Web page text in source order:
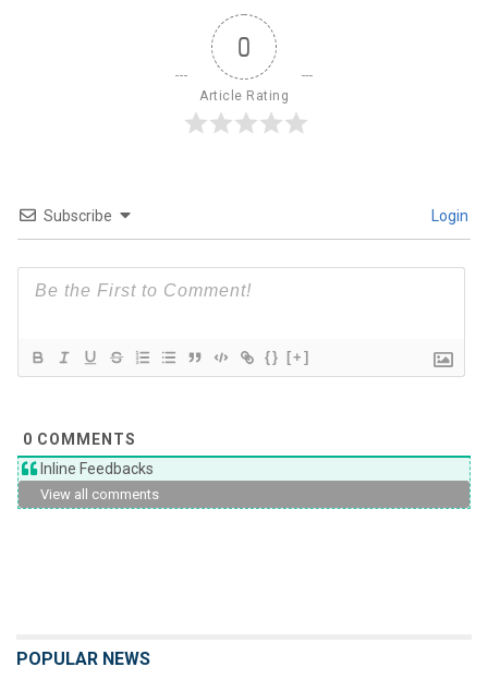
0
Article Rating
Subscribe Login
{} [+]
0 COMMENTS
Inline Feedbacks
View all comments
POPULAR NEWS